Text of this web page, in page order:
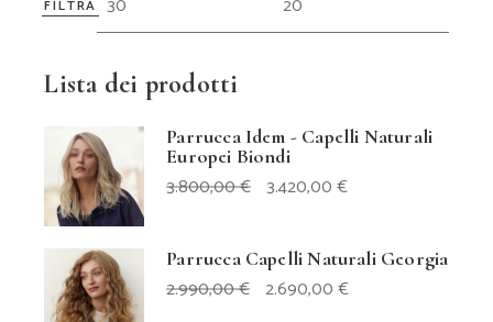
Min
Max
FILTRA
Lista dei prodotti
Parrucca Idem - Capelli Naturali
Europei Biondi
3.800,00€ IL
PREZZO
3.800,00 €.
3.420,00€IL
3.420,00 €.
Parrucca Capelli Naturali Georgia
2.990,00€ IL
PREZZO
2.690,00€IL